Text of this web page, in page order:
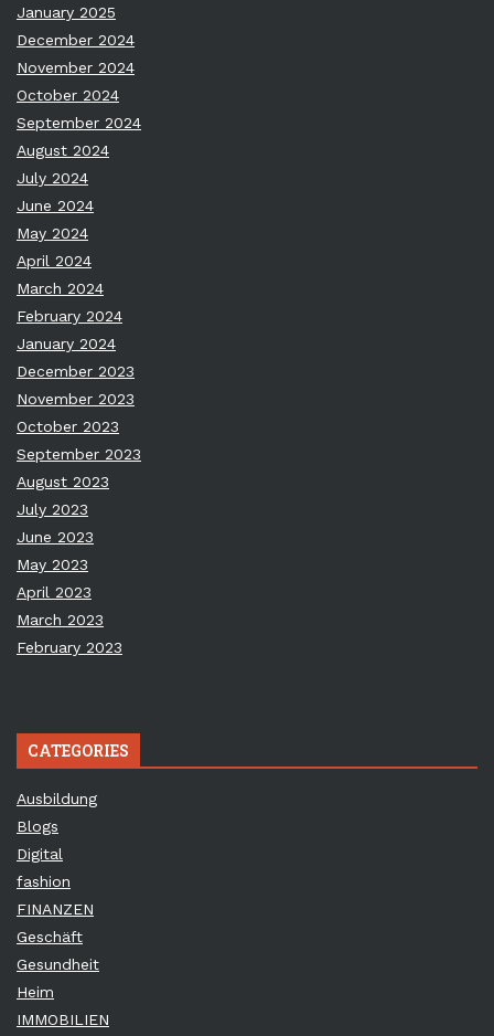
January 2025
December 2024
November 2024
October 2024
September 2024
August 2024
July 2024
June 2024
May 2024
April 2024
March 2024
February 2024
January 2024
December 2023
November 2023
October 2023
September 2023
August 2023
July 2023
June 2023
May 2023
April 2023
March 2023
February 2023
CATEGORIES
Ausbildung
Blogs
Digital
fashion
FINANZEN
Geschäft
Gesundheit
Heim
IMMOBILIEN